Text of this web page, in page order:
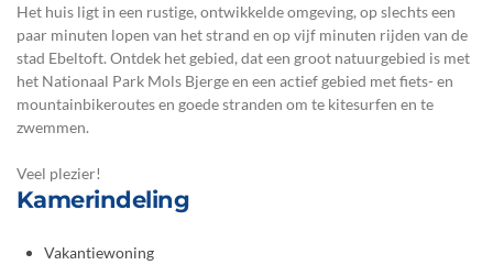
Het huis ligt in een rustige, ontwikkelde omgeving, op slechts een
paar minuten lopen van het strand en op vijf minuten rijden van de
stad Ebeltoft. Ontdek het gebied, dat een groot natuurgebied is met
het Nationaal Park Mols Bjerge en een actief gebied met fiets- en
mountainbikeroutes en goede stranden om te kitesurfen en te
zwemmen.
Veel plezier!
Kamerindeling
Vakantiewoning